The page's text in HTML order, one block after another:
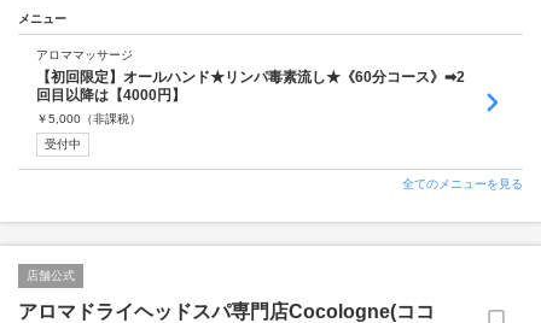
メニュー
アロママッサージ
【初回限定】オールハンド★リンパ毒素流し★《60分コース》➡2
回目以降は【4000円】
￥5,000 （非課税）
受付中
全てのメニューを見る
店舗公式
アロマドライヘッドスパ専門店Cocologne(ココ